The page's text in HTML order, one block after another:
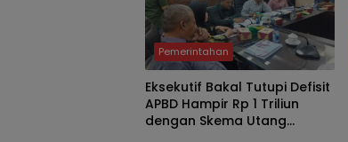
Pemerintahan
Eksekutif Bakal Tutupi Defisit
APBD Hampir Rp 1 Triliun
dengan Skema Utang